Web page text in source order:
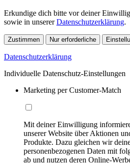
Erkundige dich bitte vor deiner
sowie in unsererDatenschutzerklärung.
Zustimmen Nur erforderliche
Datenschutzerklärung
Individuelle Datenschutz-Einstellungen
Marketing per Customer-Match
Mit deiner Einwilligung
unserer Website über Aktionen
Produkte. Dazu gleichen wir
personenbezogenen Daten mit
ab und nutzen deren Online-